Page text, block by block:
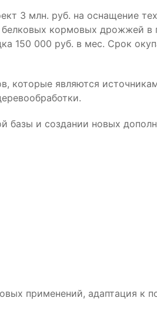
3 млн. руб. на оснащение
кормовых дрожжей
150 000 руб. в мес. Срок
которые являются
базы и создании новых
применений, адаптация к